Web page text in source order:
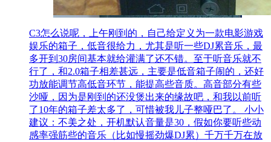
C3怎么说呢，上午刚到的，自己给定义为一款电影游戏
娱乐的箱子，低音很给力，尤其是听一些DJ累音乐，最
多开到30房间基本就给灌满了还不错。至于听音乐就不
行了，和2.0箱子相差甚远，主要是低音箱子闹的，还好
功放能调节高低音环节，能提高些音质。高音部分有些
沙哑，因为是刚到的还没煲出来的缘故吧，和我以前听
了10年的箱子差太多了，可惜被我儿子整哑巴了。 小小
建议：不美之处，开机默认音量是30，假如你要听些动
感率强筋些的音乐（比如慢摇劲爆DJ累）千万千万在放